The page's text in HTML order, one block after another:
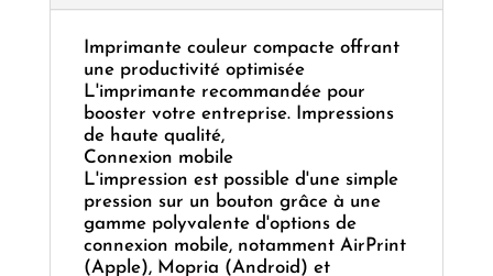
Imprimante couleur compacte offrant
une productivité optimisée
L'imprimante recommandée pour
booster votre entreprise. Impressions
de haute qualité,
Connexion mobile
L'impression est possible d'une simple
pression sur un bouton grâce à une
gamme polyvalente d'options de
connexion mobile, notamment AirPrint
(Apple), Mopria (Android) et